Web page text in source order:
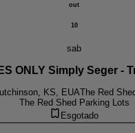
out
10
sab
ONLY Simply Seger -
KS, EUAThe Red
The Red Shed Parking Lots
Esgotado